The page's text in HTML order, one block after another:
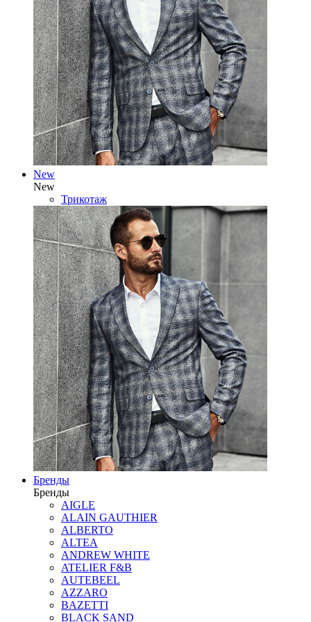
New
New
Трикотаж
Бренды
Бренды
AIGLE
ALAIN GAUTHIER
ALBERTO
ALTEA
ANDREW WHITE
ATELIER F&B
AUTEBEEL
AZZARO
BAZETTI
BLACK SAND